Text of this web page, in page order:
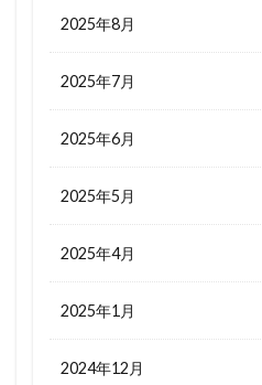
2025年8月
2025年7月
2025年6月
2025年5月
2025年4月
2025年1月
2024年12月